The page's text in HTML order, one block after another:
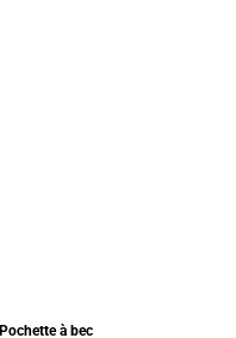
Pochette à bec